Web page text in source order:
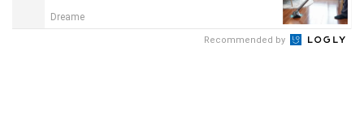
Dreame
Recommended by